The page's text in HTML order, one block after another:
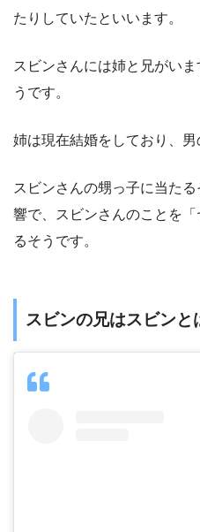
たりしていたといいます。
スビンさんには姉と兄がい
うです。
姉は現在結婚をしており、男
スビンさんの甥っ子に当た
響で、スビンさんのことを
るそうです。
スビンの兄はスビンと